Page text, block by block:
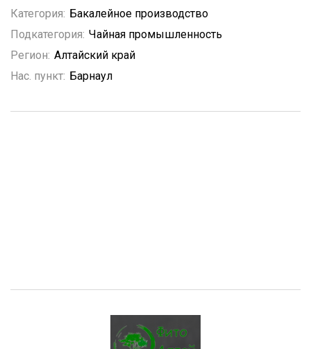
Категория: Бакалейное производство
Подкатегория: Чайная промышленность
Регион: Алтайский край
Нас. пункт: Барнаул